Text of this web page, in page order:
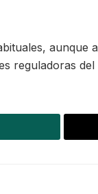
reguladoras del